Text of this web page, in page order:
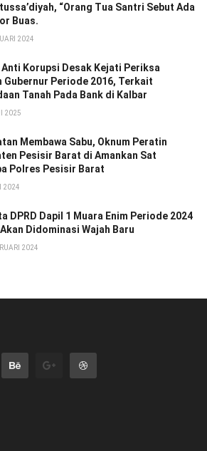
“Orang Tua Santri Sebut Ada
Buas.
2024
Korupsi Desak Kejati Periksa
Gubernur Periode 2016, Terkait
Tanah Pada Bank di Kalbar
2025
Membawa Sabu, Oknum Peratin
Pesisir Barat di Amankan Sat
Polres Pesisir Barat
2024
DPRD Dapil 1 Muara Enim Periode 2024
Didominasi Wajah Baru
2024